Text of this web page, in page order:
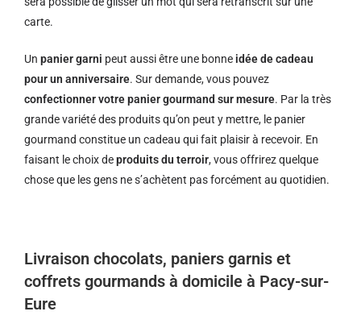
carte.
Un panier garni peut aussi être une bonne idée de cadeau
pour un anniversaire. Sur demande, vous pouvez
confectionner votre panier gourmand sur mesure. Par la très
grande variété des produits qu’on peut y mettre, le panier
gourmand constitue un cadeau qui fait plaisir à recevoir. En
faisant le choix deproduits du terroir, vous offrirez quelque
chose que les gens ne s’achètent pas forcément au quotidien.
Livraison chocolats, paniers garnis et
coffrets gourmands à domicile à Pacy-sur-
Eure